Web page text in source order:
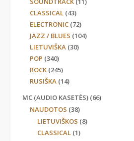
CLASSICAL (43)
ELECTRONIC (72)
JAZZ / BLUES (104)
LIETUVIŠKA (30)
POP (340)
ROCK (245)
RUSIŠKA (14)
MC (AUDIO KASETĖS) (66)
NAUDOTOS (38)
LIETUVIŠKOS (8)
CLASSICAL (1)